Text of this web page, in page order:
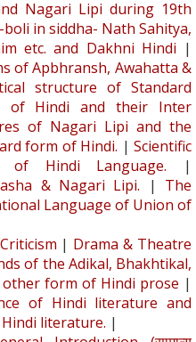
Nagari Lipi during 19th
in siddha- Nath Sahitya,
etc. and Dakhni Hindi |
of Apbhransh, Awahatta &
structure of Standard
of Hindi and their Inter
of Nagari Lipi and the
form of Hindi. | Scientific
of Hindi Language. |
& Nagari Lipi. | The
Language of Union of
Criticism | Drama & Theatre
of the Adikal, Bhakhtikal,
other form of Hindi prose |
of Hindi literature and
literature. |